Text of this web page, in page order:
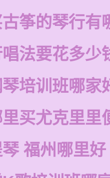
筝的琴行有
法要花多少
培训班哪家
买尤克里里
福州哪里好